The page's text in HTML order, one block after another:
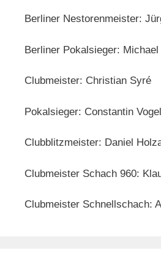
Berliner Nestorenmeister:
Berliner Pokalsieger:
Clubmeister: Christian Syré
Pokalsieger: Constantin Vogel
Clubblitzmeister: Daniel
Clubmeister Schach 960:
Clubmeister Schnellschach: